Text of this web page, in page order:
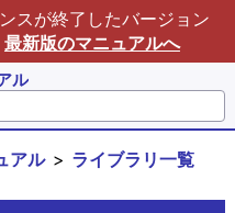
スが終了したバージョン
最新版のマニュアルへ
ル
アル
ライブラリ一覧